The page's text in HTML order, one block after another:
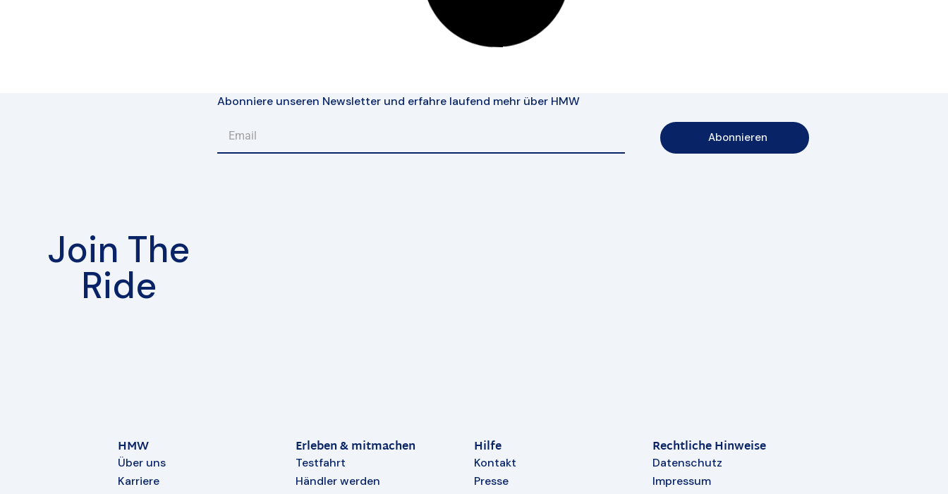
Join The
Ride
Abonniere unseren Newsletter und erfahre laufend mehr über HMW
Abonnieren
HMW
Über uns
Karriere
Erleben & mitmachen
Testfahrt
Händler werden
Hilfe
Kontakt
Presse
Rechtliche Hinweise
Datenschutz
Impressum